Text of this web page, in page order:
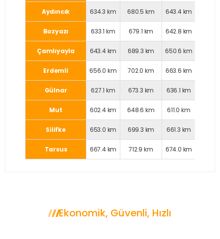
Aydıncık 634.3 km 680.5 km 643.4 km
Bozyazı 633.1 km 679.1 km 642.8 km
Çamlıyayla 643.4 km 689.3 km 650.6 km
Erdemli 656.0 km 702.0 km 663.6 km
Gülnar 627.1 km 673.3 km 636.1 km
Mut 602.4 km 648.6 km 611.0 km
Silifke 653.0 km 699.3 km 661.3 km
Tarsus 667.4 km 712.9 km 674.0 km
Ekonomik, Güvenli, Hızlı